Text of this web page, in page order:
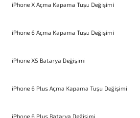
iPhone X Açma Kapama Tuşu Değişimi
iPhone 6 Açma Kapama Tuşu Değişimi
iPhone XS Batarya Değişimi
iPhone 6 Plus Açma Kapama Tuşu Değişimi
iPhone 6 Plus Batarya Değişimi